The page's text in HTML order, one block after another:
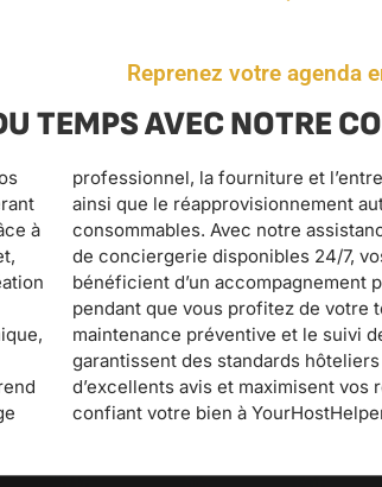
Reprenez votre agenda
TEMPS AVEC NOTRE
à
des
En
que